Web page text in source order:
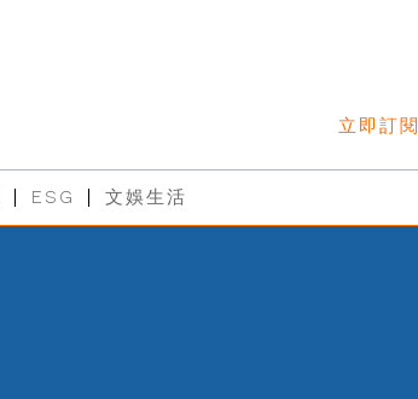
立即訂閱
ESG 文娛生活